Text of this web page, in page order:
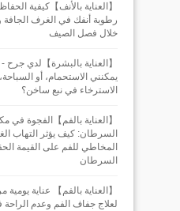
【العناية بالأنف】كيفية
رطوبة أنفك في الغرف الجافة
خلال فصل الصيف
【العناية بالبشرة】لدي جرح
يمكنني الاستحمام، أو
الاسترخاء في نبع ساخن؟
【العناية بالفم】الفجوة في
السرطان: كيف يؤثر التهاب
المخاطي للفم على القيمة
السرطان
【العناية بالفم】 عناية يومية
لعلاج جفاف الفم وعدم الراحة